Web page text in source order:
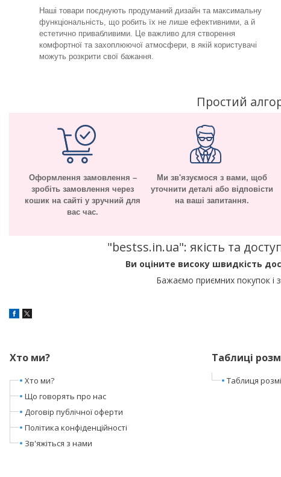
Наші товари поєднують продуманий дизайн та максимальну
функціональність, що робить їх не лише ефективними, а й
естетично привабливими. Це важливо для створення
комфортної та захоплюючої атмосфери, в якій користувачі
можуть розкрити свої бажання.
Простий
Оформлення замовлення –
зробіть замовлення через
кошик на сайті у зручний для
вас час.
Ми зв'язуємося з вами, щоб
уточнити деталі або відповісти
на ваші запитання.
"bestss.in.ua": якість та
Ви оціните високу швидкість
Бажаємо приємних покупок і
Хто ми?
Хто ми?
Що говорять про нас
Договір публічної оферти
Політика конфіденційності
Зв'яжіться з нами
Таблиці
Таблиця